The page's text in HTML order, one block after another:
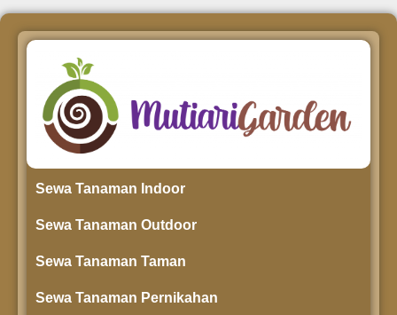
Sewa Tanaman Indoor
Sewa Tanaman Outdoor
Sewa Tanaman Taman
Sewa Tanaman Pernikahan